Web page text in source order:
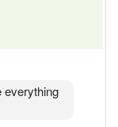
everything